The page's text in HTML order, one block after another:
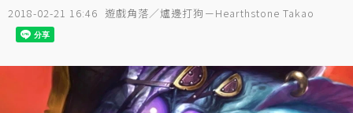
2018-02-21 16:46 遊戲角落／爐邊打狗－Hearthstone Takao